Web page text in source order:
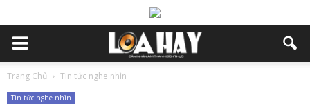
Trang Chủ Tin tức nghe nhìn
Tin tức nghe nhìn